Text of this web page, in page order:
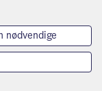
nødvendige